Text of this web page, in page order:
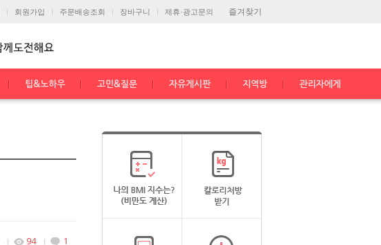
즐겨찾기
회원가입 주문배송조회 장바구니 제휴·광고문의
팁&노하우 고민&질문 자유게시판 지역방 관리자에게
94 1